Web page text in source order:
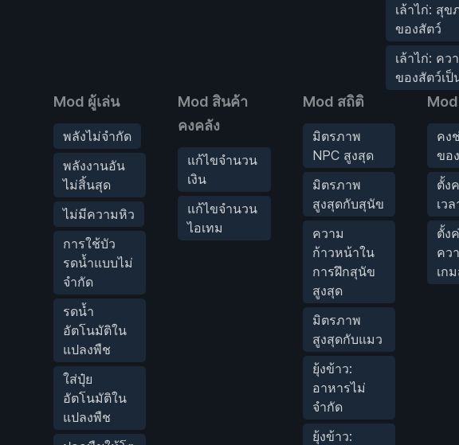
เล้าไก่: สุ
ของสัตว์
เล้าไก่: คว
ของสัตว์เป็
Mod ผู้เล่น
พลังไม่จำกัด
พลังงานอัน
ไม่สิ้นสุด
ไม่มีความหิว
การใช้บัว
รดน้ำแบบไม่
จำกัด
รดน้ำ
อัตโนมัติใน
แปลงพืช
ใส่ปุ๋ย
อัตโนมัติใน
แปลงพืช
Mod สินค้า
คงคลัง
แก้ไขจำนวน
เงิน
แก้ไขจำนวน
ไอเทม
Mod สถิติ
มิตรภาพ
NPC สูงสุด
มิตรภาพ
สูงสุดกับสุนัข
ความ
ก้าวหน้าใน
การฝึกสุนัข
สูงสุด
มิตรภาพ
สูงสุดกับแมว
ยุ้งข้าว:
อาหารไม่
จำกัด
ยุ้งข้าว:
คง
ขอ
ตั้ง
เว
ตั้ง
คว
เก